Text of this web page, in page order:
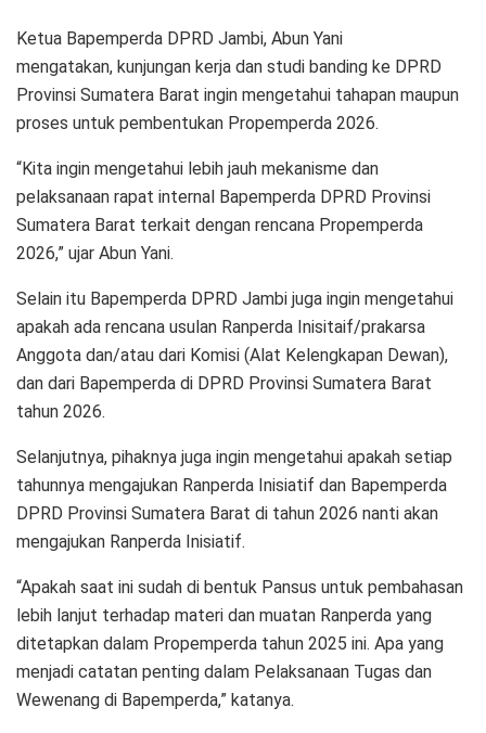
Ketua Bapemperda DPRD Jambi, Abun Yani
mengatakan, kunjungan kerja dan studi banding ke DPRD
Provinsi Sumatera Barat ingin mengetahui tahapan maupun
proses untuk pembentukan Propemperda 2026.
“Kita ingin mengetahui lebih jauh mekanisme dan
pelaksanaan rapat internal Bapemperda DPRD Provinsi
Sumatera Barat terkait dengan rencana Propemperda
2026,” ujar Abun Yani.
Selain itu Bapemperda DPRD Jambi juga ingin mengetahui
apakah ada rencana usulan Ranperda Inisitaif/prakarsa
Anggota dan/atau dari Komisi (Alat Kelengkapan Dewan),
dan dari Bapemperda di DPRD Provinsi Sumatera Barat
tahun 2026.
Selanjutnya, pihaknya juga ingin mengetahui apakah setiap
tahunnya mengajukan Ranperda Inisiatif dan Bapemperda
DPRD Provinsi Sumatera Barat di tahun 2026 nanti akan
mengajukan Ranperda Inisiatif.
“Apakah saat ini sudah di bentuk Pansus untuk pembahasan
lebih lanjut terhadap materi dan muatan Ranperda yang
ditetapkan dalam Propemperda tahun 2025 ini. Apa yang
menjadi catatan penting dalam Pelaksanaan Tugas dan
Wewenang di Bapemperda,” katanya.